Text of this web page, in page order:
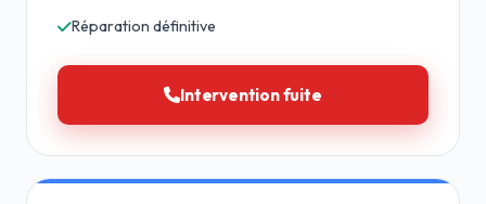
Réparation définitive
Intervention fuite